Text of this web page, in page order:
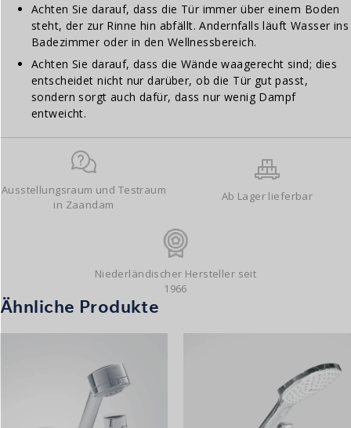
Achten Sie darauf, dass die Tür immer über einem Boden
steht, der zur Rinne hin abfällt. Andernfalls läuft Wasser ins
Badezimmer oder in den Wellnessbereich.
Achten Sie darauf, dass die Wände waagerecht sind; dies
entscheidet nicht nur darüber, ob die Tür gut passt,
sondern sorgt auch dafür, dass nur wenig Dampf
entweicht.
Ausstellungsraum und Testraum
in Zaandam
Ab Lager lieferbar
Niederländischer Hersteller seit
1966
Ähnliche Produkte